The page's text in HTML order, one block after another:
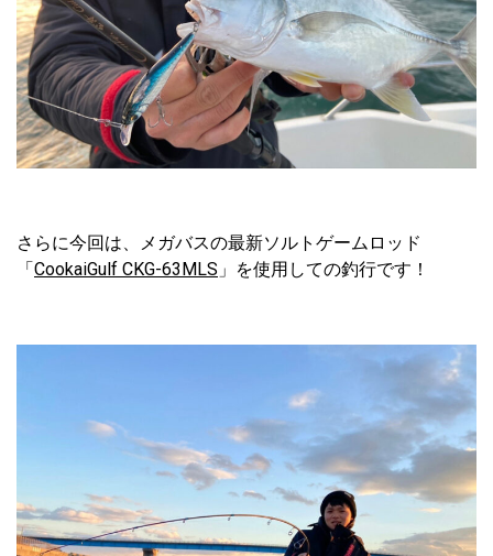
さらに今回は、メガバスの最新ソルトゲームロッド
「CookaiGulf CKG-63MLS 」を使用しての釣行です！